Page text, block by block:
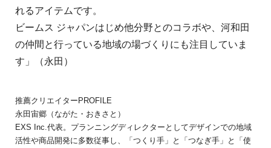
れるアイテムです。
ビームス ジャパンはじめ他分野とのコラボや、河和田
の仲間と行っている地域の場づくりにも注目していま
す」（永田）
推薦クリエイターPROFILE
永田宙郷（ながた・おきさと）
EXS Inc.代表。プランニングディレクターとしてデザインでの地域
活性や商品開発に多数従事し、「つくり手」と「つなぎ手」と「使